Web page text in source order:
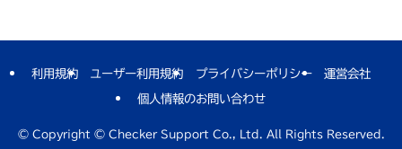
利用規約 ユーザー利用規約 プライバシーポリシー
運営会社
個人情報のお問い合わせ
©Copyright © Checker Support Co., Ltd. All Rights Reserved.